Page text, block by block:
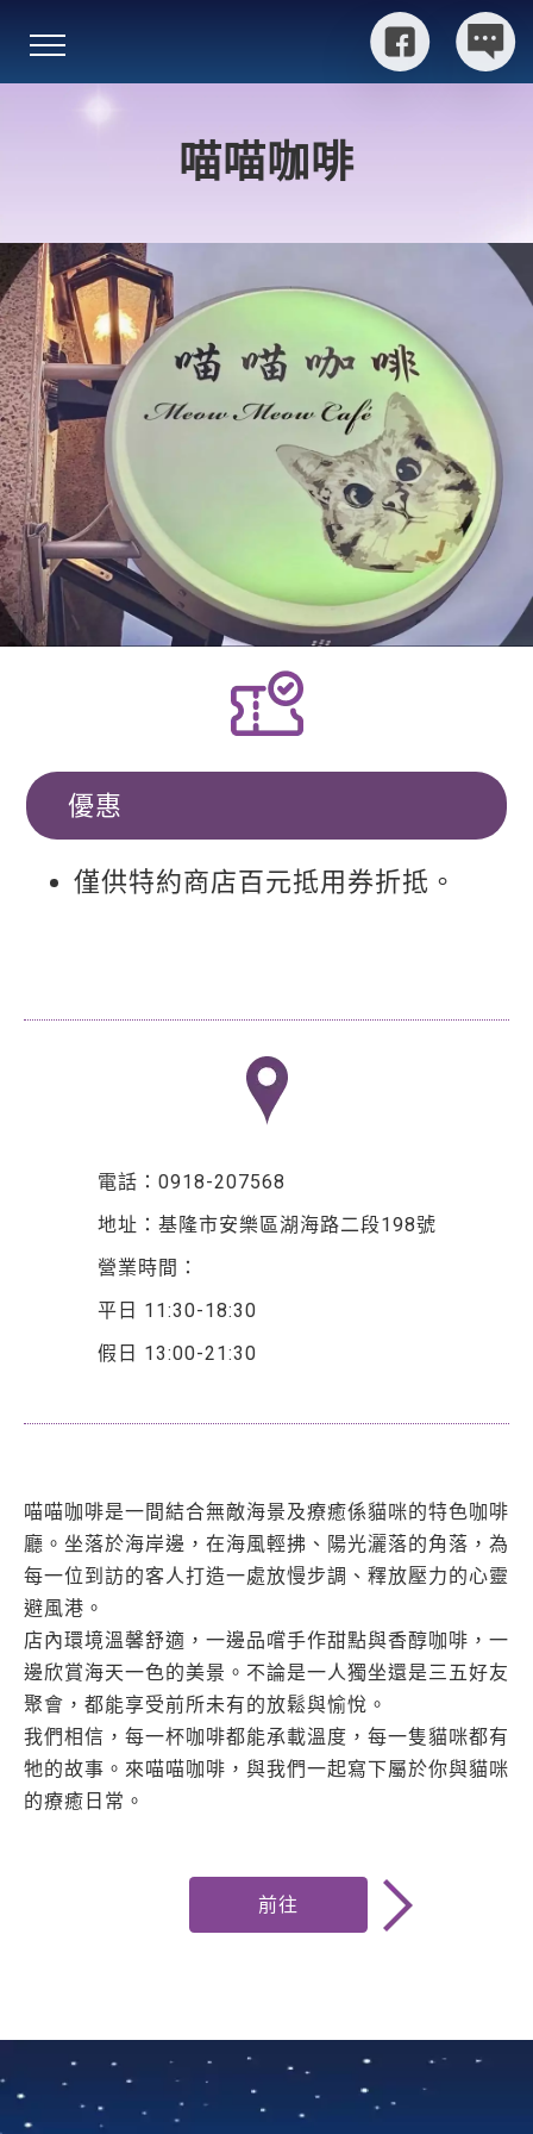
主
喵喵咖啡
優惠
僅供特約商店百元抵用券折抵。
電話：0918-207568
地址：基隆市安樂區湖海路二段198號
營業時間：
平日 11:30-18:30
假日 13:00-21:30
喵喵咖啡是一間結合無敵海景及療癒係貓咪的特色咖啡
廳。坐落於海岸邊，在海風輕拂、陽光灑落的角落，為
每一位到訪的客人打造一處放慢步調、釋放壓力的心靈
避風港。
店內環境溫馨舒適，一邊品嚐手作甜點與香醇咖啡，一
邊欣賞海天一色的美景。不論是一人獨坐還是三五好友
聚會，都能享受前所未有的放鬆與愉悅。
我們相信，每一杯咖啡都能承載溫度，每一隻貓咪都有
牠的故事。來喵喵咖啡，與我們一起寫下屬於你與貓咪
的療癒日常。
前往